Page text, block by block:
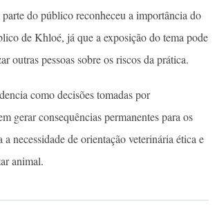
do público reconheceu a importância do
de Khloé, já que a exposição do tema pode
outras pessoas sobre os riscos da prática.
como decisões tomadas por
gerar consequências permanentes para os
necessidade de orientação veterinária ética e
animal.